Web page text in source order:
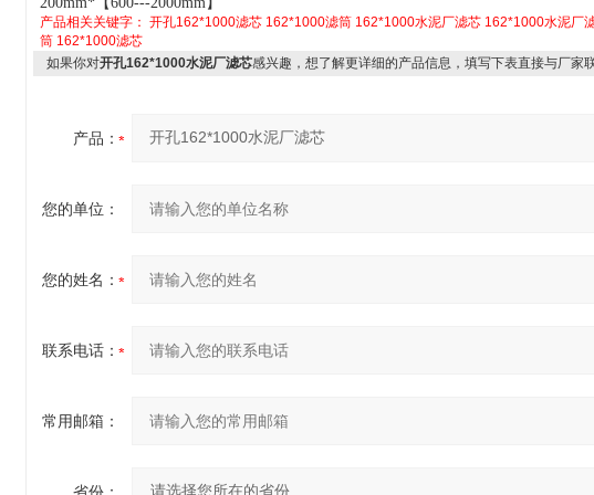
产品相关关键字： 开孔162*1000滤芯 162*1000滤筒 162*1000水泥厂滤芯 162*1000水泥厂
筒 162*1000滤芯
如果你对开孔162*1000水泥厂滤芯感兴趣，想了解更详细的产品信息，填写下表直接与厂家
产品：
您的单位：
您的姓名：
联系电话：
常用邮箱：